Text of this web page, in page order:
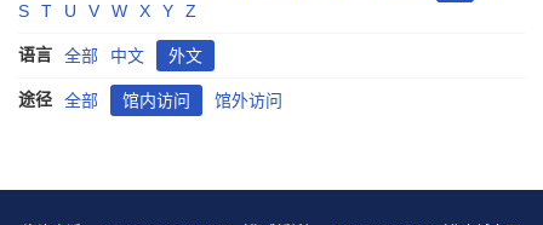
S
T U V W X Y Z
语言 全部 中文 外文
途径 全部 馆内访问 馆外访问